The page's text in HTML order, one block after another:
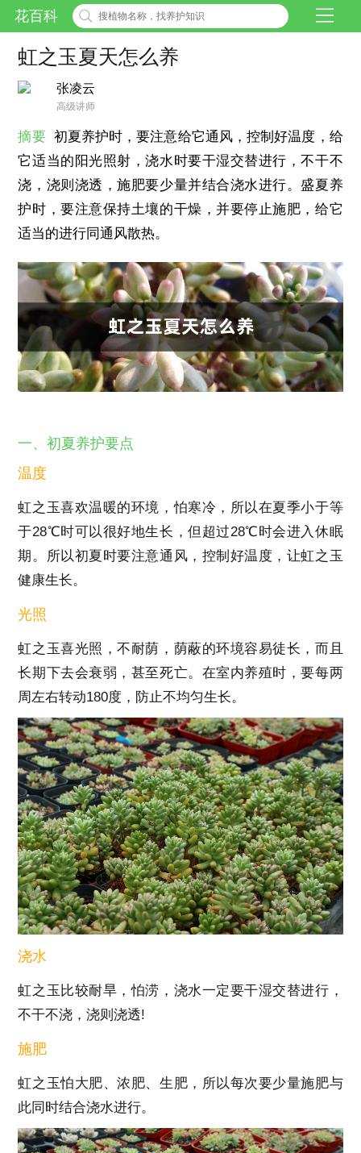
花百科
虹之玉夏天怎么养
张凌云
高级讲师
摘要 初夏养护时，要注意给它通风，控制好温度，给
它适当的阳光照射，浇水时要干湿交替进行，不干不
浇，浇则浇透，施肥要少量并结合浇水进行。盛夏养
护时，要注意保持土壤的干燥，并要停止施肥，给它
适当的进行同通风散热。
一、初夏养护要点
温度
虹之玉喜欢温暖的环境，怕寒冷，所以在夏季小于等
于28℃时可以很好地生长，但超过28℃时会进入休眠
期。所以初夏时要注意通风，控制好温度，让虹之玉
健康生长。
光照
虹之玉喜光照，不耐荫，荫蔽的环境容易徒长，而且
长期下去会衰弱，甚至死亡。在室内养殖时，要每两
周左右转动180度，防止不均匀生长。
浇水
虹之玉比较耐旱，怕涝，浇水一定要干湿交替进行，
不干不浇，浇则浇透!
施肥
虹之玉怕大肥、浓肥、生肥，所以每次要少量施肥与
此同时结合浇水进行。